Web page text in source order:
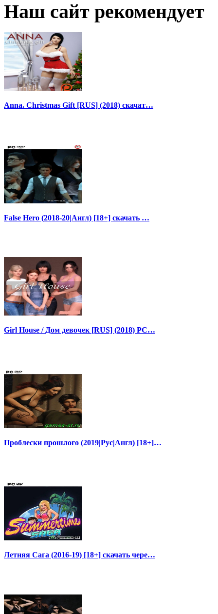
Наш сайт рекомендует
Anna. Christmas Gift [RUS] (2018) скачат…
False Hero (2018-20|Англ) [18+] скачать …
Girl House / Дом девочек [RUS] (2018) PC…
Проблески прошлого (2019|Рус|Англ) [18+]…
Летняя Сага (2016-19) [18+] скачать чере…